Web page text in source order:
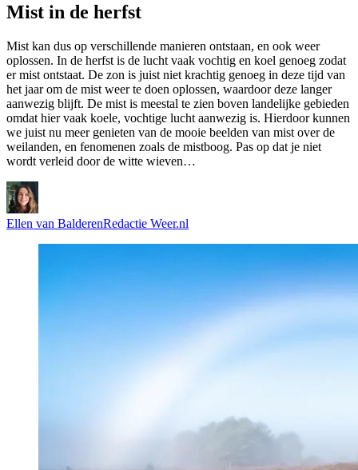
Mist in de herfst
Mist kan dus op verschillende manieren ontstaan, en ook weer
oplossen. In de herfst is de lucht vaak vochtig en koel genoeg zodat
er mist ontstaat. De zon is juist niet krachtig genoeg in deze tijd van
het jaar om de mist weer te doen oplossen, waardoor deze langer
aanwezig blijft. De mist is meestal te zien boven landelijke gebieden
omdat hier vaak koele, vochtige lucht aanwezig is. Hierdoor kunnen
we juist nu meer genieten van de mooie beelden van mist over de
weilanden, en fenomenen zoals de mistboog. Pas op dat je niet
wordt verleid door de witte wieven…
Ellen van BalderenRedactie Weer.nl